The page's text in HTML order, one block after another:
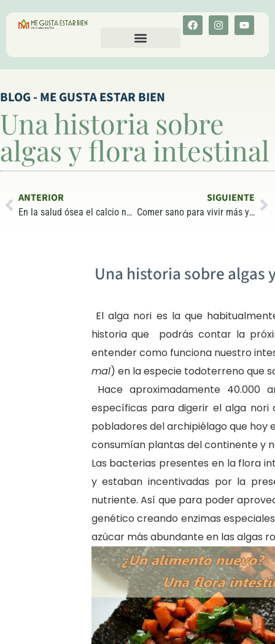
BLOG - ME GUSTA ESTAR BIEN
Una historia sobre
algas y flora intestinal
ANTERIOR
En la salud ósea el calcio no lo es todo
SIGUIENTE
Comer sano para vivir más y mejor: a revisión!!
Una historia sobre algas
El alga nori es la que
historia que podrás contar la
entender como funciona nuestro
mal) en la especie todoterreno que
Hace aproximadamente 40.000
específicas para digerir el alga
pobladores del archipiélago que hoy
consumían plantas del continente y
Las bacterias presentes en la flora
y estaban incentivadas por la
nutriente. Así que para poder
genético creando enzimas
azúcar más abundante en las algas